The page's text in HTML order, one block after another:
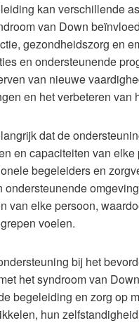
kan verschillende
van Down
gezondheidszorg en
en ondersteunende
van nieuwe
en het verbeteren van
dat de
en capaciteiten van
begeleiders en
ondersteunende
van elke persoon,
voelen.
bij het
het syndroom van
begeleiding en zorg op
hun